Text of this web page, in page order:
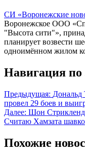
СИ «Воронежские
Воронежское ООО
"Высота сити"»,
планирует возвести
одноимённом жилом
Навигация по
Предыдущая:
провел 29 боев и
Далее: Шон Стрикленд:
Считаю Хамзата
Похожие